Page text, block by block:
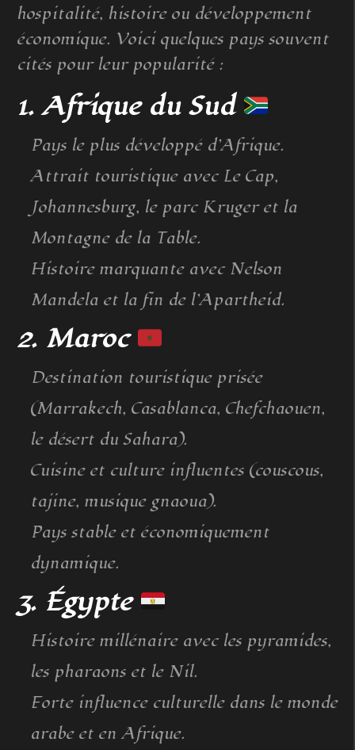
hospitalité, histoire ou développement
économique. Voici quelques pays souvent
cités pour leur popularité :
1. Afrique du Sud
Pays le plus développé d’Afrique.
Attrait touristique avec Le Cap,
Johannesburg, le parc Kruger et la
Montagne de la Table.
Histoire marquante avec Nelson
Mandela et la fin de l’Apartheid.
2. Maroc
Destination touristique prisée
(Marrakech, Casablanca, Chefchaouen,
le désert du Sahara).
Cuisine et culture influentes (couscous,
tajine, musique gnaoua).
Pays stable et économiquement
dynamique.
3. Égypte
Histoire millénaire avec les pyramides,
les pharaons et le Nil.
Forte influence culturelle dans le monde
arabe et en Afrique.